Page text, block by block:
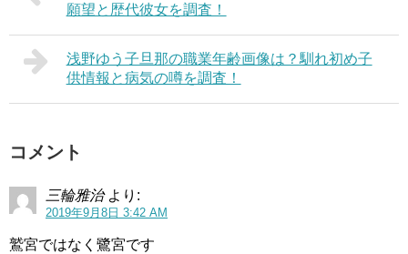
願望と歴代彼女を調査！
浅野ゆう子旦那の職業年齢画像は？馴れ初め子
供情報と病気の噂を調査！
コメント
三輪雅治 より:
2019年9月8日 3:42 AM
鷲宮ではなく鷺宮です